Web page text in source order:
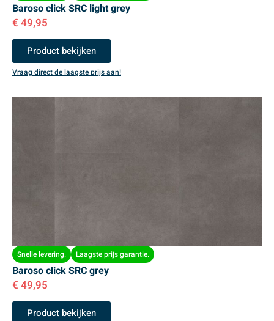
Baroso click SRC light grey
€ 49,95
Product bekijken
Vraag direct de laagste prijs aan!
Snelle levering. Laagste prijs garantie.
Baroso click SRC grey
€ 49,95
Product bekijken